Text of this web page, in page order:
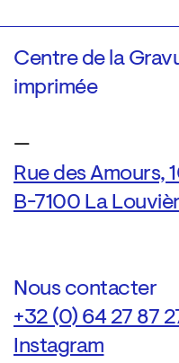
Centre de la
imprimée
—
Rue des Amours,
B-7100 La
Nous contacter
+32 (0) 64 27 87
Instagram